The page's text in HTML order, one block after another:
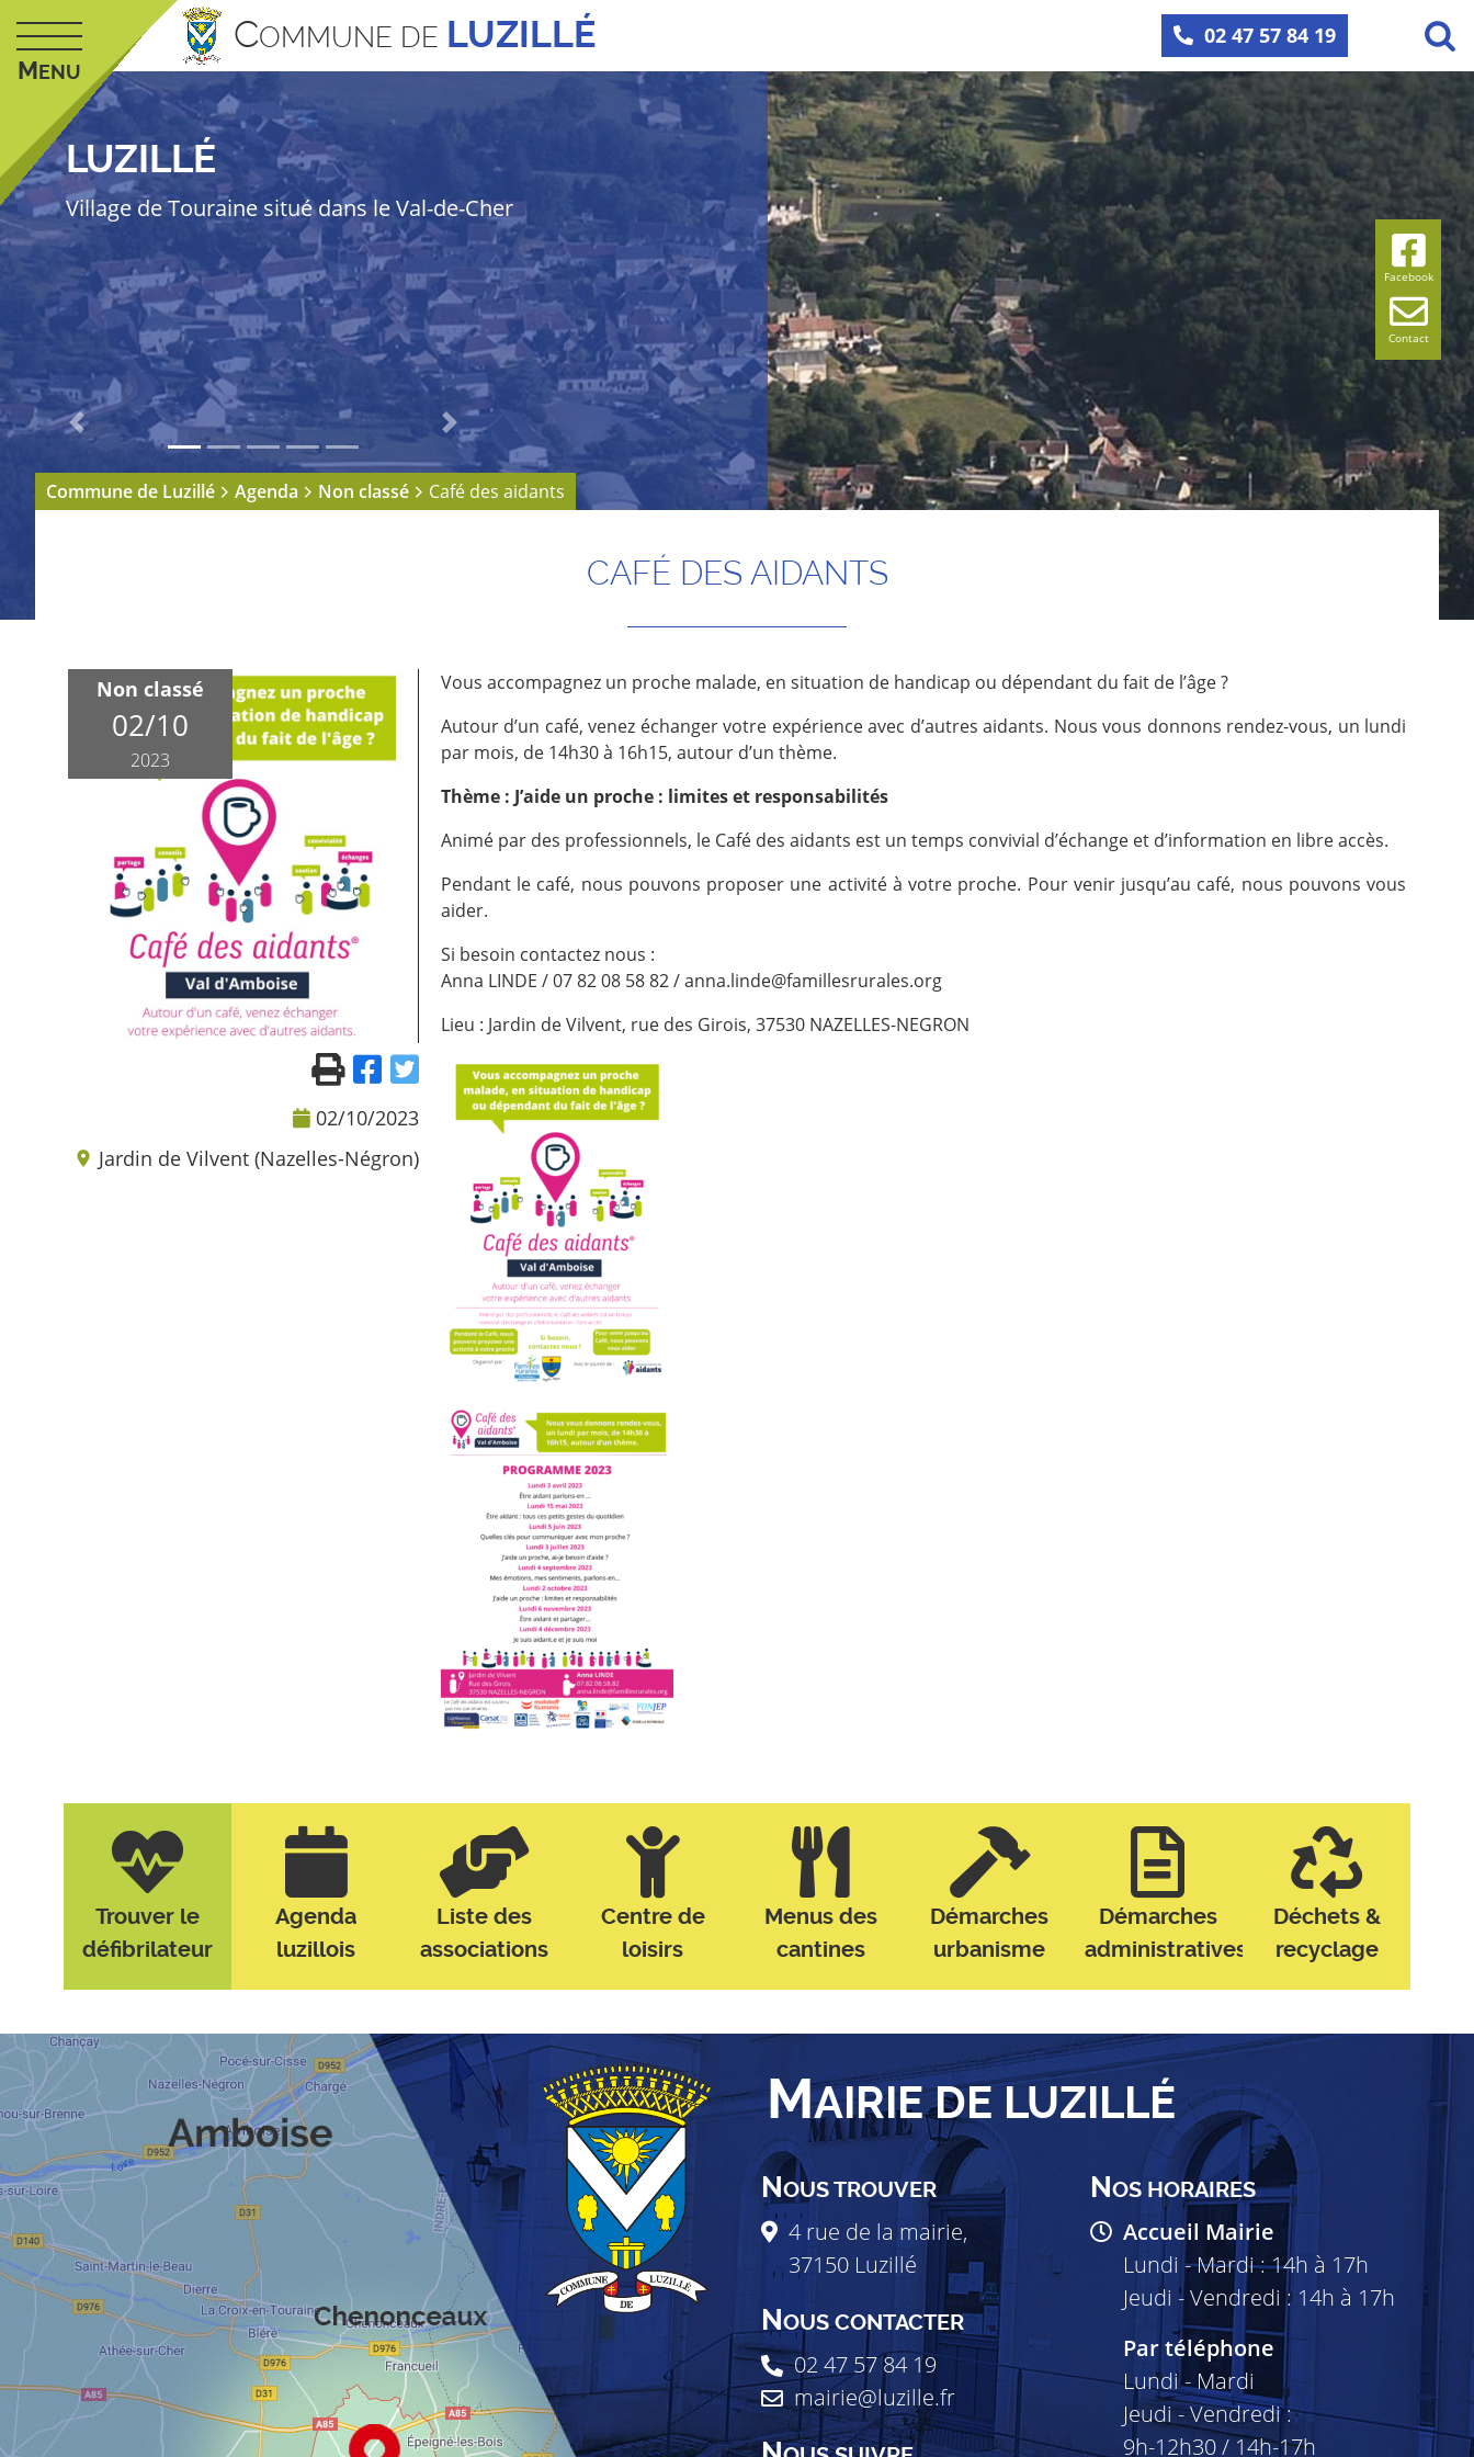
Facebook
Contact
MENU
COMMUNE DE LUZILLÉ 02 47 57 84 19
LUZILLÉ
Village de Touraine situé dans le Val-de-Cher
Previous Next
Commune de Luzillé Agenda Non classé Café des aidants
CAFÉ DES AIDANTS
Non classé
02/10
2023
02/10/2023
Jardin de Vilvent (Nazelles-Négron)
Vous accompagnez un proche malade, en situation de handicap ou dépendant du fait de l’âge ?
Autour d’un café, venez échanger votre expérience avec d’autres aidants. Nous vous donnons rendez-vous, un lundi
par mois, de 14h30 à 16h15, autour d’un thème.
Thème : J’aide un proche : limites et responsabilités
Animé par des professionnels, le Café des aidants est un temps convivial d’échange et d’information en libre accès.
Pendant le café, nous pouvons proposer une activité à votre proche. Pour venir jusqu’au café, nous pouvons vous
aider.
Si besoin contactez nous :
Anna LINDE / 07 82 08 58 82 / anna.linde@famillesrurales.org
Lieu : Jardin de Vilvent, rue des Girois, 37530 NAZELLES-NEGRON
Trouver le
défibrilateur
Agenda
luzillois
Liste des
associations
Centre de
loisirs
Menus des
cantines
Démarches
urbanisme
Démarches
administratives
Déchets &
recyclage
MAIRIE DE LUZILLÉ
NOUS TROUVER
4 rue de la mairie,
37150 Luzillé
NOUS CONTACTER
02 47 57 84 19
mairie@luzille.fr
NOS HORAIRES
Accueil Mairie
Lundi - Mardi : 14h à 17h
Jeudi - Vendredi : 14h à 17h
Par téléphone
Lundi - Mardi
Jeudi - Vendredi :
9h-12h30 / 14h-17h